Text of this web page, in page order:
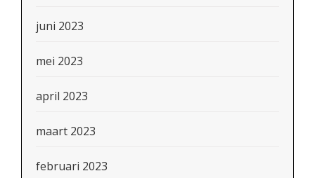
juni 2023
mei 2023
april 2023
maart 2023
februari 2023